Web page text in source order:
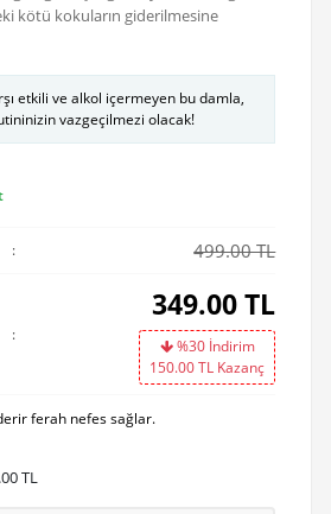
kötü kokuların giderilmesine
etkili ve alkol içermeyen bu damla,
vazgeçilmezi olacak!
: 499.00 TL
:
349.00TL
%30 İndirim
150.00TL Kazanç
ferah nefes sağlar.
TL